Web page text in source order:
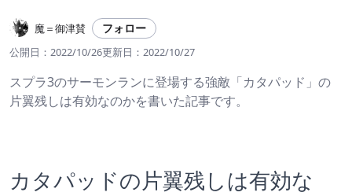
魔＝御津賛 フォロー
公開日： 2022/10/26更新日： 2022/10/27
スプラ3のサーモンランに登場する強敵「カタパッド」の
片翼残しは有効なのかを書いた記事です。
カタパッドの片翼残しは有効な